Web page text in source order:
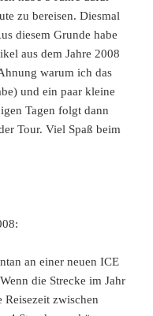
zu bereisen. Diesmal
diesem Grunde habe
aus dem Jahre 2008
warum ich das
und ein paar kleine
Tagen folgt dann
Tour. Viel Spaß beim
an einer neuen ICE
die Strecke im Jahr
zwischen